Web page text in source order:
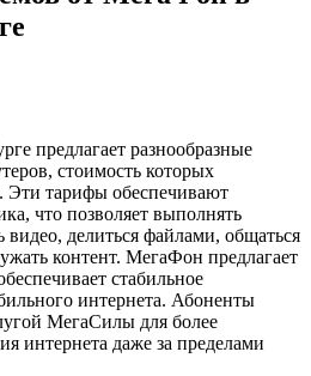
предлагает разнообразные
стоимость которых
Эти тарифы обеспечивают
что позволяет выполнять
видео, делиться файлами, общаться
контент. МегаФон предлагает
стабильное
интернета. Абоненты
МегаСилы для более
интернета даже за пределами